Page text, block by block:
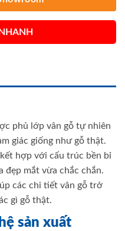
phủ lớp vân gỗ tự nhiên
giác giống như gỗ thật.
hợp với cấu trúc bền bỉ
đẹp mắt vừa chắc chắn.
các chi tiết vân gỗ trở
gì gỗ thật.
sản xuất